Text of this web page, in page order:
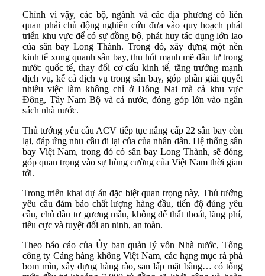
Chính vì vậy, các bộ, ngành và các địa phương có liên
quan phải chủ động nghiên cứu đưa vào quy hoạch phát
triển khu vực để có sự đồng bộ, phát huy tác dụng lớn lao
của sân bay Long Thành. Trong đó, xây dựng một nền
kinh tế xung quanh sân bay, thu hút mạnh mẽ đầu tư trong
nước quốc tế, thay đổi cơ cấu kinh tế, tăng trưởng mạnh
dịch vụ, kể cả dịch vụ trong sân bay, góp phần giải quyết
nhiều việc làm không chỉ ở Đồng Nai mà cả khu vực
Đông, Tây Nam Bộ và cả nước, đóng góp lớn vào ngân
sách nhà nước.
Thủ tướng yêu cầu ACV tiếp tục nâng cấp 22 sân bay còn
lại, đáp ứng nhu cầu đi lại của của nhân dân. Hệ thống sân
bay Việt Nam, trong đó có sân bay Long Thành, sẽ đóng
góp quan trọng vào sự hùng cường của Việt Nam thời gian
tới.
Trong triển khai dự án đặc biệt quan trọng này, Thủ tướng
yêu cầu đảm bảo chất lượng hàng đầu, tiến độ đúng yêu
cầu, chủ đầu tư gương mẫu, không để thất thoát, lãng phí,
tiêu cực và tuyệt đối an ninh, an toàn.
Theo báo cáo của Ủy ban quản lý vốn Nhà nước, Tổng
công ty Cảng hàng không Việt Nam, các hạng mục rà phá
bom mìn, xây dựng hàng rào, san lấp mặt bằng… có tổng